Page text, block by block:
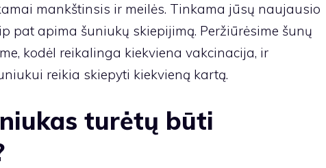
mankštinsis ir meilės. Tinkama jūsų naujausio
pat apima šuniukų skiepijimą. Peržiūrėsime šunų
kodėl reikalinga kiekviena vakcinacija, ir
reikia skiepyti kiekvieną kartą.
turėtų būti